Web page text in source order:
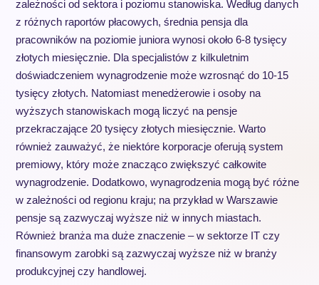
zależności od sektora i poziomu stanowiska. Według danych
z różnych raportów płacowych, średnia pensja dla
pracowników na poziomie juniora wynosi około 6-8 tysięcy
złotych miesięcznie. Dla specjalistów z kilkuletnim
doświadczeniem wynagrodzenie może wzrosnąć do 10-15
tysięcy złotych. Natomiast menedżerowie i osoby na
wyższych stanowiskach mogą liczyć na pensje
przekraczające 20 tysięcy złotych miesięcznie. Warto
również zauważyć, że niektóre korporacje oferują system
premiowy, który może znacząco zwiększyć całkowite
wynagrodzenie. Dodatkowo, wynagrodzenia mogą być różne
w zależności od regionu kraju; na przykład w Warszawie
pensje są zazwyczaj wyższe niż w innych miastach.
Również branża ma duże znaczenie – w sektorze IT czy
finansowym zarobki są zazwyczaj wyższe niż w branży
produkcyjnej czy handlowej.